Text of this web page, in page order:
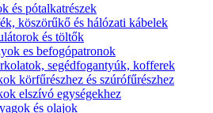
és pótalkatrészek
köszörűkő és hálózati kábelek
és töltők
es befogópatronok
segédfogantyúk, kofferek
körfűrészhez és szúrófűrészhez
elszívó egységekhez
és olajok